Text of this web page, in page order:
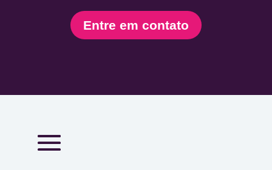
Entre em contato